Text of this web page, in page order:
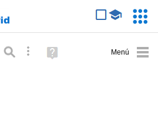
Búsqueda avanzada
Ayuda
(en